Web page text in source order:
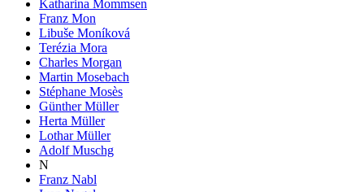
Katharina Mommsen
Franz Mon
Libuše Moníková
Terézia Mora
Charles Morgan
Martin Mosebach
Stéphane Mosès
Günther Müller
Herta Müller
Lothar Müller
Adolf Muschg
N
Franz Nabl